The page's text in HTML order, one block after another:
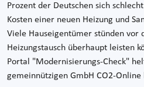
Prozent der Deutschen sich
Kosten einer neuen Heizung und
Viele Hauseigentümer stünden vor
Heizungstausch überhaupt leisten
Portal "Modernisierungs-Check"
gemeinnützigen GmbH CO2-